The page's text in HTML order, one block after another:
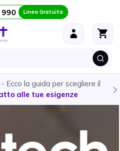
Linea Gratuita
- Ecco la guida per scegliere il
alle tue esigenze